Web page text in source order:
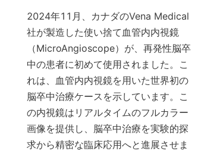
2024年11月、カナダのVena Medical
社が製造した使い捨て血管内内視鏡
（MicroAngioscope）が、再発性脳卒
中の患者に初めて使用されました。こ
れは、血管内内視鏡を用いた世界初の
脳卒中治療ケースを示しています。こ
の内視鏡はリアルタイムのフルカラー
画像を提供し、脳卒中治療を実験的探
求から精密な臨床応用へと進展させま